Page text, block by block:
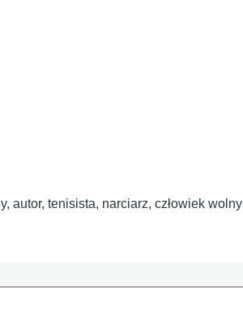
autor, tenisista, narciarz, człowiek wolny